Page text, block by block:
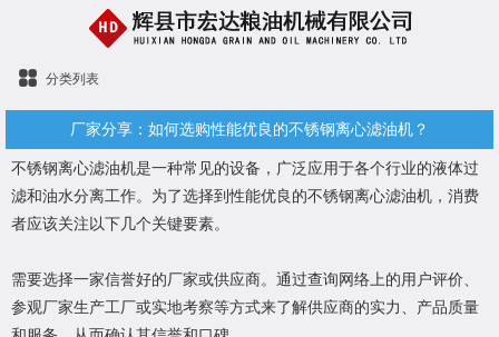
分类列表
厂家分享：如何选购性能优良的不锈钢离心滤油机？
不锈钢离心滤油机是一种常见的设备，广泛应用于各个行业的液体过
滤和油水分离工作。为了选择到性能优良的不锈钢离心滤油机，消费
者应该关注以下几个关键要素。
需要选择一家信誉好的厂家或供应商。通过查询网络上的用户评价、
参观厂家生产工厂或实地考察等方式来了解供应商的实力、产品质量